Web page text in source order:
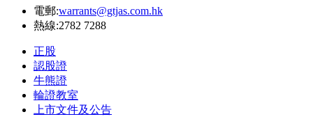
電郵:warrants@gtjas.com.hk
熱線:2782 7288
正股
認股證
牛熊證
輪證教室
上市文件及公告